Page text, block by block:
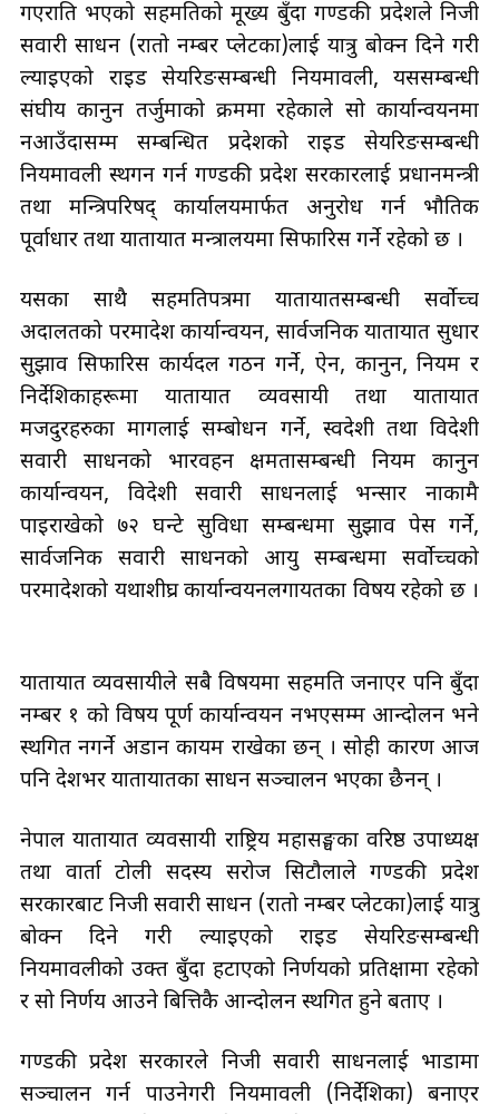
गएराति भएको सहमतिको मूख्य बुँदा गण्डकी प्रदेशले निजी
सवारी साधन (रातो नम्बर प्लेटका)लाई यात्रु बोक्न दिने गरी
ल्याइएको राइड सेयरिङसम्बन्धी नियमावली, यससम्बन्धी
संघीय कानुन तर्जुमाको क्रममा रहेकाले सो कार्यान्वयनमा
नआउँदासम्म सम्बन्धित प्रदेशको राइड सेयरिङसम्बन्धी
नियमावली स्थगन गर्न गण्डकी प्रदेश सरकारलाई प्रधानमन्त्री
तथा मन्त्रिपरिषद् कार्यालयमार्फत अनुरोध गर्न भौतिक
पूर्वाधार तथा यातायात मन्त्रालयमा सिफारिस गर्ने रहेको छ ।
यसका साथै सहमतिपत्रमा यातायातसम्बन्धी सर्वोच्च
अदालतको परमादेश कार्यान्वयन, सार्वजनिक यातायात सुधार
सुझाव सिफारिस कार्यदल गठन गर्ने, ऐन, कानुन, नियम र
निर्देशिकाहरूमा यातायात व्यवसायी तथा यातायात
मजदुरहरुका मागलाई सम्बोधन गर्ने, स्वदेशी तथा विदेशी
सवारी साधनको भारवहन क्षमतासम्बन्धी नियम कानुन
कार्यान्वयन, विदेशी सवारी साधनलाई भन्सार नाकामै
पाइराखेको ७२ घन्टे सुविधा सम्बन्धमा सुझाव पेस गर्ने,
सार्वजनिक सवारी साधनको आयु सम्बन्धमा सर्वोच्चको
परमादेशको यथाशीघ्र कार्यान्वयनलगायतका विषय रहेको छ ।
यातायात व्यवसायीले सबै विषयमा सहमति जनाएर पनि बुँदा
नम्बर १ को विषय पूर्ण कार्यान्वयन नभएसम्म आन्दोलन भने
स्थगित नगर्ने अडान कायम राखेका छन् । सोही कारण आज
पनि देशभर यातायातका साधन सञ्चालन भएका छैनन् ।
नेपाल यातायात व्यवसायी राष्ट्रिय महासङ्घका वरिष्ठ उपाध्यक्ष
तथा वार्ता टोली सदस्य सरोज सिटौलाले गण्डकी प्रदेश
सरकारबाट निजी सवारी साधन (रातो नम्बर प्लेटका)लाई यात्रु
बोक्न दिने गरी ल्याइएको राइड सेयरिङसम्बन्धी
नियमावलीको उक्त बुँदा हटाएको निर्णयको प्रतिक्षामा रहेको
र सो निर्णय आउने बित्तिकै आन्दोलन स्थगित हुने बताए ।
गण्डकी प्रदेश सरकारले निजी सवारी साधनलाई भाडामा
सञ्चालन गर्न पाउनेगरी नियमावली (निर्देशिका) बनाएर